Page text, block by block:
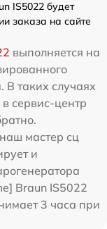
IS5022 будет
заказа на сайте
выполняется на
В таких случаях
сервис-центр
мастер сц
и
Braun IS5022
3 часа при